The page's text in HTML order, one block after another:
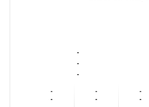
-
-
-
-
-
-
-
-
-